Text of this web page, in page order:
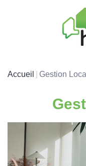
Accueil Gestion